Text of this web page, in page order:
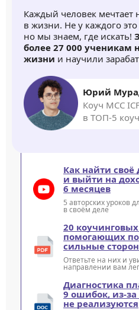
Каждый человек мечтает
в жизни. Не у каждого это
но мы знаем, где искать!
более 27 000 ученикам
жизни и научили
Юрий
Коуч MCC
в ТОП-5
Как найти
и выйти на
6 месяцев
5 авторских уроков
в своём деле
20
помогающих
сильные
Ответьте на них и
направлении вам
Диагностика
9 ошибок, из-
не реализуются